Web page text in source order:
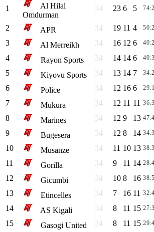
1
Al Hilal
Omdurman
34 23 6 5
2 APR 34 19 11 4
3
Al Merreikh 34 16 12 6
4
Rayon Sports 34 14 14 6
5
Kiyovu Sports 34 13 14 7
6
Police 34 12 16 6
7
Mukura 34 12 11 11
8
Marines 34 12 9 13
9
Bugesera 34 12 8 14
10
Musanze 34 11 10 13
11
Gorilla 34 9 11 14
12
Gicumbi 34 10 8 16
13
Etincelles 34 7 16 11
14
AS Kigali 34 8 11 15
15
Gasogi United 34 8 11 15